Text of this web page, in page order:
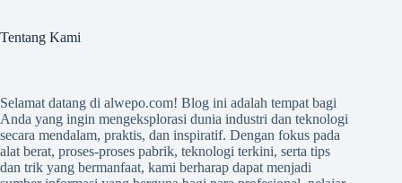
Tentang Kami
Selamat datang di alwepo.com! Blog ini adalah tempat bagi
Anda yang ingin mengeksplorasi dunia industri dan teknologi
secara mendalam, praktis, dan inspiratif. Dengan fokus pada
alat berat, proses-proses pabrik, teknologi terkini, serta tips
dan trik yang bermanfaat, kami berharap dapat menjadi